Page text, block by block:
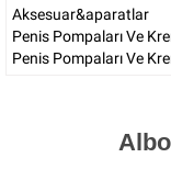
Aksesuar&aparatlar
Penis Pompaları Ve
Penis Pompaları Ve